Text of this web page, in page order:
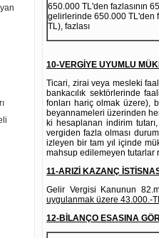
650.000 TL'den fazlasının
gelirlerinde 650.000 TL'den
TL), fazlası
10-VERGİYE UYUMLU
Ticari, zirai veya mesleki
bankacılık sektörlerinde
fonları hariç olmak üzere),
beyannameleri üzerinden
ki hesaplanan indirim
vergiden fazla olması
izleyen bir tam yıl içinde
mahsup edilemeyen tutarlar
11-ARIZİ KAZANÇ
Gelir Vergisi Kanunun
uygulanmak üzere 43.000.-
12-BİLANÇO ESASINA